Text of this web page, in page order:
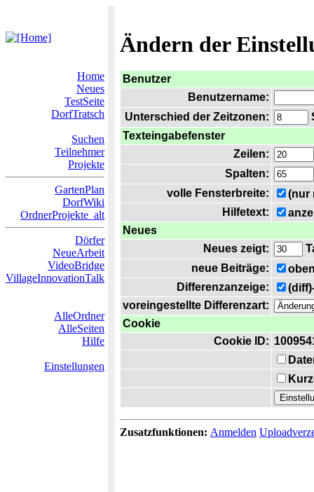
Ändern der
Home
Neues
TestSeite
DorfTratsch
Suchen
Teilnehmer
Projekte
GartenPlan
DorfWiki
OrdnerProjekte_alt
Dörfer
NeueArbeit
VideoBridge
VillageInnovationTalk
AlleOrdner
AlleSeiten
Hilfe
Einstellungen
Benutzer
Benutzername:
Unterschied der Zeitzonen:
Texteingabefenster
Zeilen:
Spalten:
volle Fensterbreite:
(nur
Hilfetext:
Neues
Neues zeigt:
neue Beiträge:
Differenzanzeige:
voreingestellte Differenzart:
Cookie
Cookie ID:
Zusatzfunktionen: Anmelden